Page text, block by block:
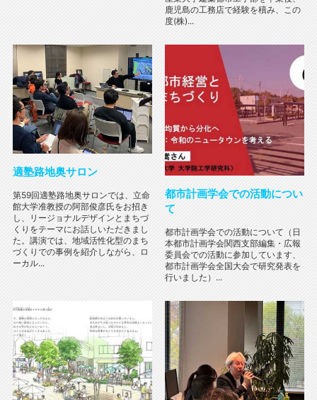
鹿児島の工務店で経験を積み、この
度(株)...
適塾路地奥サロン
第59回適塾路地奥サロンでは、立命
館大学准教授の阿部俊彦氏をお招き
し、リージョナルデザインとまちづ
くりをテーマにお話しいただきまし
た。講演では、地域活性化型のまち
づくりでの事例を紹介しながら、ロ
ーカル...
都市計画学会での活動につい
て
都市計画学会での活動について（日
本都市計画学会関西支部編集・広報
委員会での活動に参加しています、
都市計画学会全国大会で研究発表を
行いました）...